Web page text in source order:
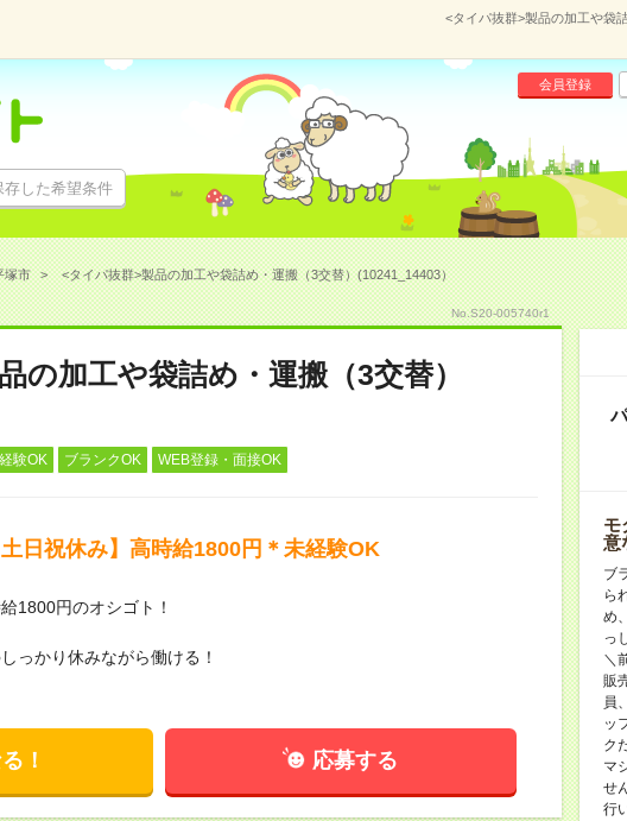
<タイパ抜群>製品の加工や袋
存した希望条件
会員登録
塚市 <タイパ抜群>製品の加工や袋詰め・運搬（3交替）(10241_14403）
No.S20-005740r1
の加工や袋詰め・運搬（3交替）
験OK ブランクOK WEB登録・面接OK
土日祝休み】高時給1800円＊未経験OK
1800円のオシゴト！
っかり休みながら働ける！
！ 応募する
モ
意
ブ
ら
め
っ
＼
販
員
ッ
ク
マ
せ
行